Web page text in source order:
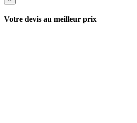
Votre devis au meilleur prix